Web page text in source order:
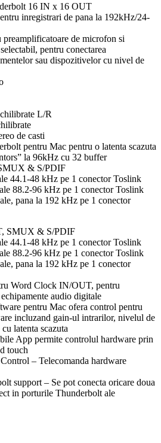
16 IN x 16 OUT
inregistrari de pana la 192kHz/24-
preamplificatoare de microfon si
pentru conectarea
sau dispozitivelor cu nivel de
L/R
de casti
pentru Mac pentru o latenta scazuta
la 96kHz cu 32 buffer
& S/PDIF
44.1-48 kHz pe 1 conector Toslink
88.2-96 kHz pe 1 conector Toslink
pana la 192 kHz pe 1 conector
SMUX & S/PDIF
44.1-48 kHz pe 1 conector Toslink
88.2-96 kHz pe 1 conector Toslink
pana la 192 kHz pe 1 conector
Word Clock IN/OUT, pentru
audio digitale
pentru Mac ofera control pentru
incluzand gain-ul intrarilor, nivelul de
latenta scazuta
App permite controlul hardware prin
touch
– Telecomanda hardware
support – Se pot conecta oricare doua
in porturile Thunderbolt ale